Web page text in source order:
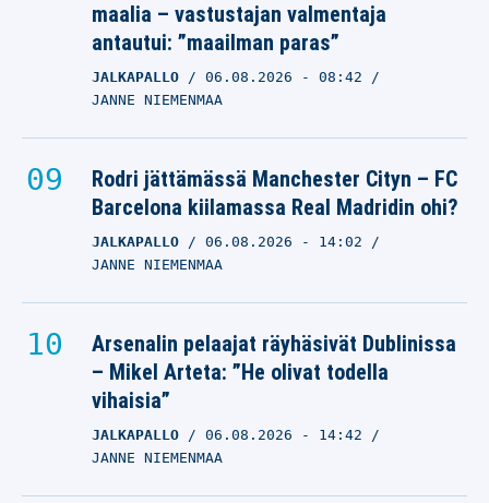
maalia – vastustajan valmentaja
antautui: ”maailman paras”
JALKAPALLO 06.08.2026 - 08:42
JANNE NIEMENMAA
Rodri jättämässä Manchester Cityn – FC
Barcelona kiilamassa Real Madridin ohi?
JALKAPALLO 06.08.2026 - 14:02
JANNE NIEMENMAA
Arsenalin pelaajat räyhäsivät Dublinissa
– Mikel Arteta: ”He olivat todella
vihaisia”
JALKAPALLO 06.08.2026 - 14:42
JANNE NIEMENMAA